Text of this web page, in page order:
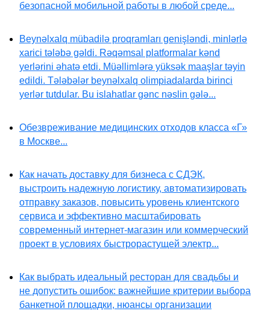
безопасной мобильной работы в любой среде...
Beynəlxalq mübadilə proqramları genişləndi, minlərlə
xarici tələbə gəldi. Rəqəmsal platformalar kənd
yerlərini əhatə etdi. Müəllimlərə yüksək maaşlar təyin
edildi. Tələbələr beynəlxalq olimpiadalarda birinci
yerlər tutdular. Bu islahatlar gənc nəslin gələ...
Обезвреживание медицинских отходов класса «Г»
в Москве...
Как начать доставку для бизнеса с СДЭК,
выстроить надежную логистику, автоматизировать
отправку заказов, повысить уровень клиентского
сервиса и эффективно масштабировать
современный интернет-магазин или коммерческий
проект в условиях быстрорастущей электр...
Как выбрать идеальный ресторан для свадьбы и
не допустить ошибок: важнейшие критерии выбора
банкетной площадки, нюансы организации